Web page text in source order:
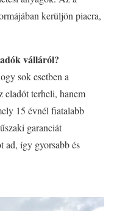
kerüljön piacra,
válláról?
sok esetben a
eladót terheli, hanem
15 évnél fiatalabb
garanciát
ad, így gyorsabb és